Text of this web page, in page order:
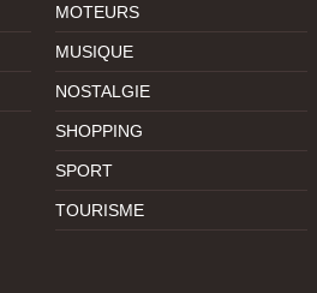
MOTEURS
MUSIQUE
NOSTALGIE
SHOPPING
SPORT
TOURISME